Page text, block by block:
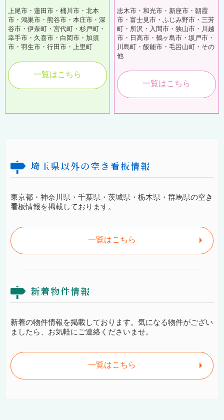
上尾市・蓮田市・桶川市・北本
市・鴻巣市・熊谷市・本庄市・深
谷市・伊奈町・宮代町・杉戸町・
幸手市・久喜市・白岡市・加須
市・羽生市・行田市・上里町
一覧はこちら
志木市・和光市・新座市・朝霞
市・富士見市・ふじみ野市・三芳
町・所沢・入間市・狭山市・川越
市・日高市・鶴ヶ島市・坂戸市・
川島町・飯能市・毛呂山町・その
他
一覧はこちら
埼玉県以外の空き看板情報
東京都・神奈川県・千葉県・茨城県・栃木県・群馬県の空き
看板情報を掲載しております。
一覧はこちら
新着物件情報
新着の物件情報を掲載しております。気になる物件がござい
ましたら、お気軽にご連絡くださいませ。
一覧はこちら